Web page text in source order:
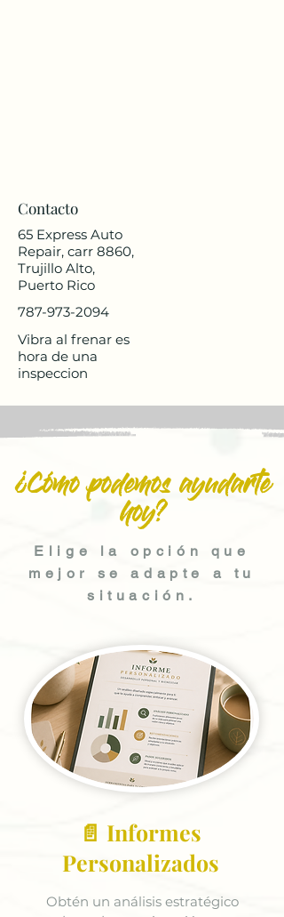
Contacto
65 Express Auto
Repair, carr 8860,
Trujillo Alto,
Puerto Rico
787-973-2094
Vibra al frenar es
hora de una
inspeccion
¿Cómo podemos ayudarte
hoy?
Elige la opción que
mejor se adapte a tu
situación.
📄 Informes
Personalizados
Obtén un análisis estratégico